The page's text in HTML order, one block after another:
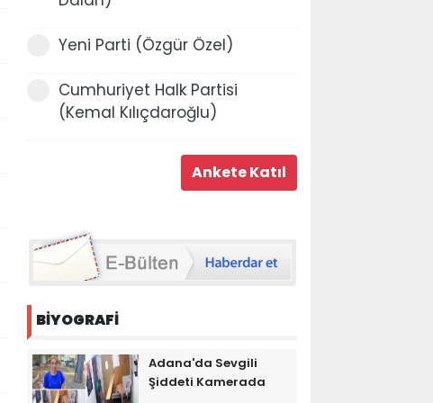
Yeni Parti (Özgür Özel)
Cumhuriyet Halk Partisi
(Kemal Kılıçdaroğlu)
BİYOGRAFİ
Adana'da Sevgili
Şiddeti Kamerada